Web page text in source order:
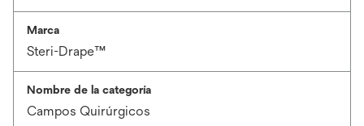
Marca
Steri-Drape™
Nombre de la categoría
Campos Quirúrgicos